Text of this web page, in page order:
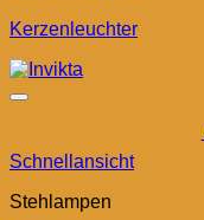
Kerzenleuchter
Schnellansicht
Stehlampen